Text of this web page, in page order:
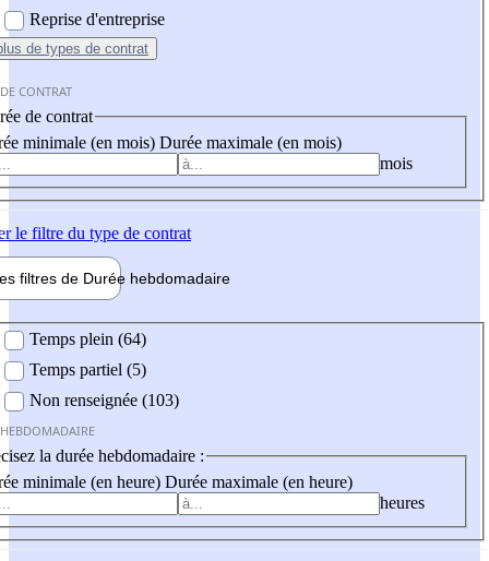
Reprise d'entreprise
de types de contrat
CONTRAT
de contrat
minimale (en mois) Durée maximale (en mois)
mois
le filtre du type de contrat
filtres de Durée hebdomadaire
Temps plein (64)
Temps partiel (5)
Non renseignée (103)
la durée hebdomadaire :
minimale (en heure) Durée maximale (en heure)
heures